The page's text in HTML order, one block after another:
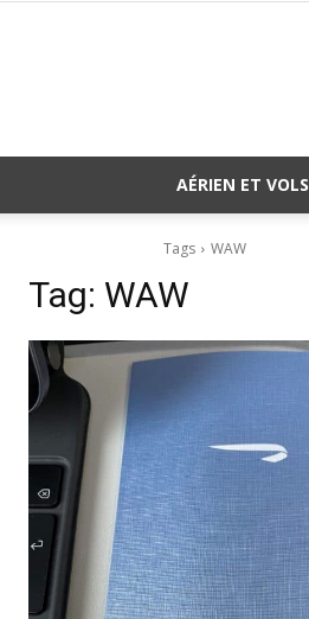
AÉRIEN ET VOLS
Tags WAW
Tag: WAW